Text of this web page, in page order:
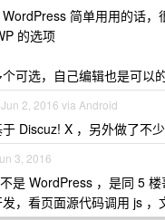
WordPress 简单用用的话，
的选项
可选，自己编辑也是可以
Jun 2, 2016 via Android
Discuz! X ，另外做了不少
3, 2016
不是 WordPress ，是同 5
，看页面源代码调用 js ，